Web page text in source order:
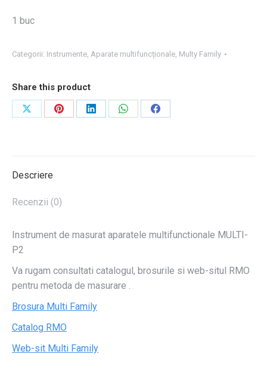
1 buc
Categorii: Instrumente, Aparate multifuncționale, Multy Family
Share this product
Share
Share
Share
Share
Share
Descriere
Recenzii (0)
Instrument de masurat aparatele multifunctionale MULTI-
P2
Va rugam consultati catalogul, brosurile si web-situl RMO
pentru metoda de masurare .
Brosura Multi Family
Catalog RMO
Web-sit Multi Family